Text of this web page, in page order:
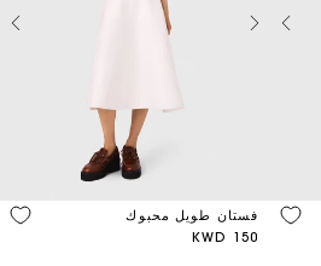
فستان طويل محبوك
150 KWD